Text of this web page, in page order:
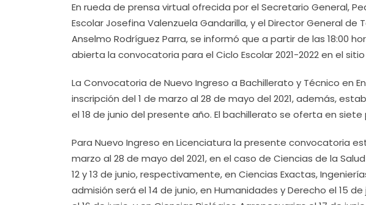
En rueda de prensa virtual ofrecida por el Secretario General,
Escolar Josefina Valenzuela Gandarilla, y el Director General
Anselmo Rodríguez Parra, se informó que a partir de las 18:00
abierta la convocatoria para el Ciclo Escolar 2021-2022 en el sitio
La Convocatoria de Nuevo Ingreso a Bachillerato y Técnico en
inscripción del 1 de marzo al 28 de mayo del 2021, además,
el 18 de junio del presente año. El bachillerato se oferta en
Para Nuevo Ingreso en Licenciatura la presente convocatoria
marzo al 28 de mayo del 2021, en el caso de Ciencias de la
12 y 13 de junio, respectivamente, en Ciencias Exactas,
admisión será el 14 de junio, en Humanidades y Derecho el 15